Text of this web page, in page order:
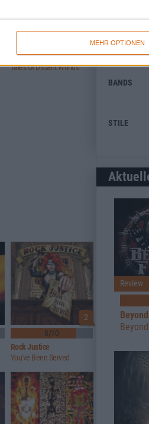
MEHR OPTIONEN
Mehr
BANDS
STILE
Review
Crusade Of Bards
Tales Of Distant Worlds
2
8/10
Rock Justice
You've Been Served